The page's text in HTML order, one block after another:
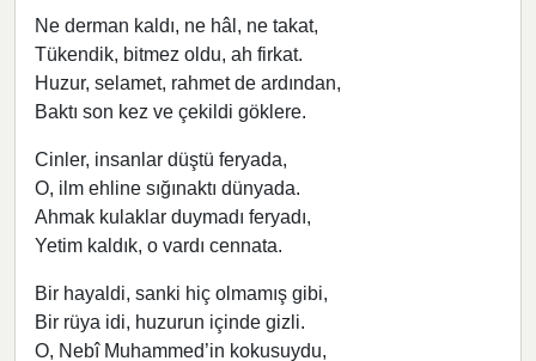
Ne derman kaldı, ne hâl, ne takat,
Tükendik, bitmez oldu, ah firkat.
Huzur, selamet, rahmet de ardından,
Baktı son kez ve çekildi göklere.
Cinler, insanlar düştü feryada,
O, ilm ehline sığınaktı dünyada.
Ahmak kulaklar duymadı feryadı,
Yetim kaldık, o vardı cennata.
Bir hayaldi, sanki hiç olmamış gibi,
Bir rüya idi, huzurun içinde gizli.
O, Nebî Muhammed’in kokusuydu,